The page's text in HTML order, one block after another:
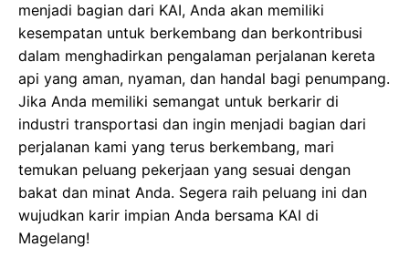
menjadi bagian dari KAI, Anda akan memiliki
kesempatan untuk berkembang dan berkontribusi
dalam menghadirkan pengalaman perjalanan kereta
api yang aman, nyaman, dan handal bagi penumpang.
Jika Anda memiliki semangat untuk berkarir di
industri transportasi dan ingin menjadi bagian dari
perjalanan kami yang terus berkembang, mari
temukan peluang pekerjaan yang sesuai dengan
bakat dan minat Anda. Segera raih peluang ini dan
wujudkan karir impian Anda bersama KAI di
Magelang!